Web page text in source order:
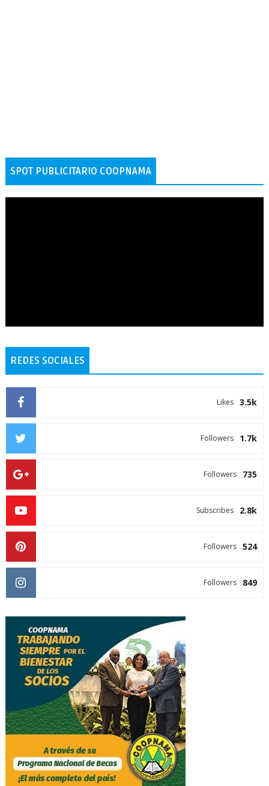
SPOT PUBLICITARIO COOPNAMA
REDES SOCIALES
3.5k
Likes
1.7k
Followers
735
Followers
2.8k
Subscribes
524
Followers
849
Followers